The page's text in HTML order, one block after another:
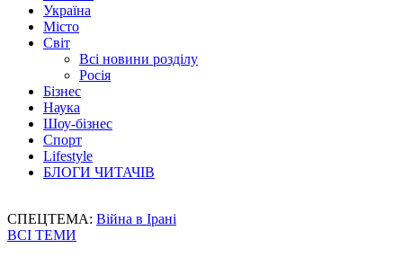
Україна
Місто
Світ
Всі новини розділу
Росія
Бізнес
Наука
Шоу-бізнес
Спорт
Lifestyle
БЛОГИ ЧИТАЧІВ
СПЕЦТЕМА: Війна в Ірані
ВСІ ТЕМИ